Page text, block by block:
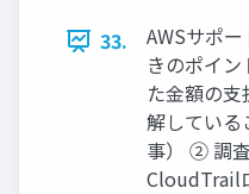
33.
AWSサポ
きのポイ
た金額の
解してい
事） ② 調
CloudTrail